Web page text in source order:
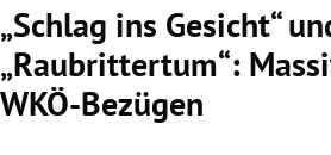
„Schlag ins Gesicht“
„Raubrittertum“:
WKÖ-Bezügen